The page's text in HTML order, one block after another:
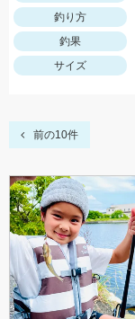
釣り方
釣果
サイズ
前の10件